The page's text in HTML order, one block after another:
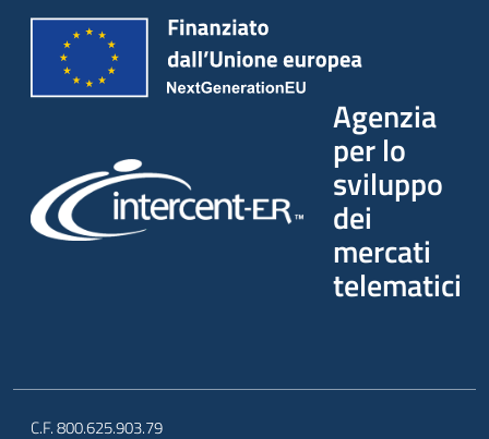
Agenzia
per lo
sviluppo
dei
mercati
telematici
C.F. 800.625.903.79